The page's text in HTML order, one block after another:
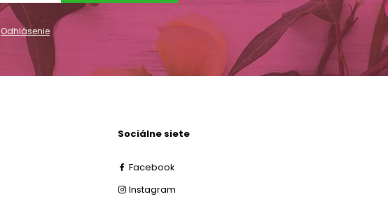
Odhlásenie
Sociálne siete
Facebook
Instagram